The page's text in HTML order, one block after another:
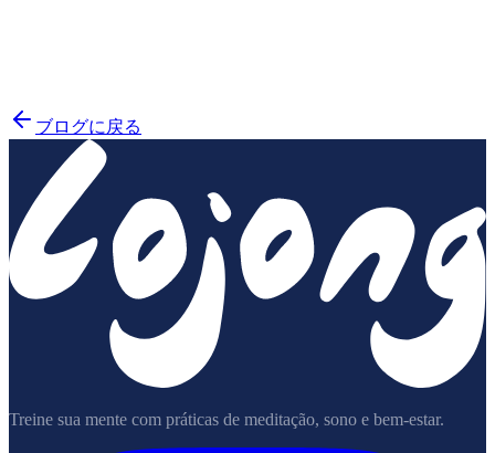
ブログに戻る
Treine sua mente com práticas de meditação, sono e bem-estar.